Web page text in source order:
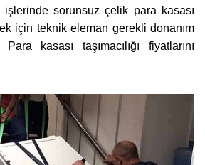
işlerinde sorunsuz çelik para kasası
için teknik eleman gerekli donanım
kasası taşımacılığı fiyatlarını